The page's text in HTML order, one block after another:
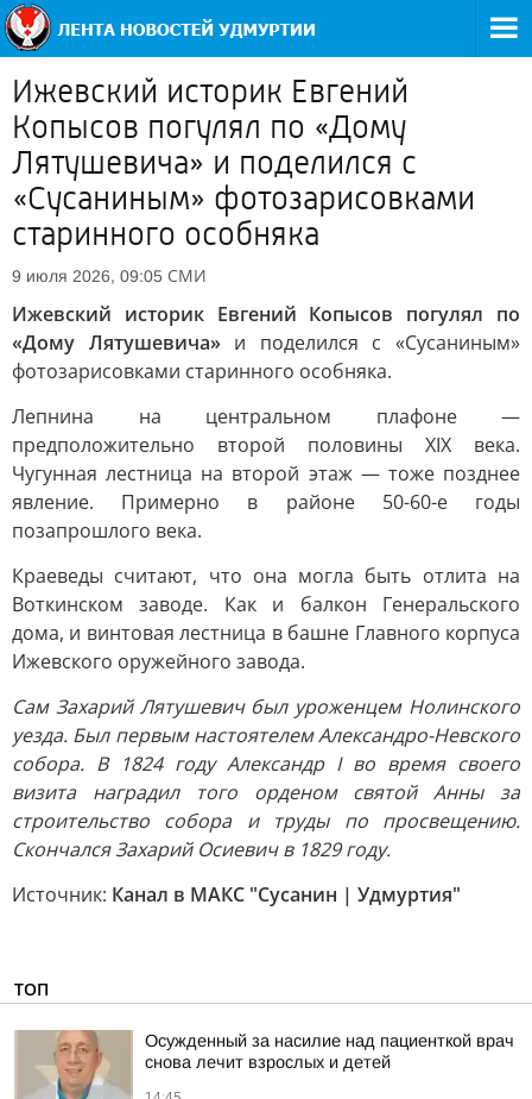
Ижевский историк Евгений
Копысов погулял по «Дому
Лятушевича» и поделился с
«Сусаниным» фотозарисовками
старинного особняка
9 июля 2026, 09:05 СМИ
Ижевский историк Евгений Копысов погулял по
«Дому Лятушевича» и поделился с «Сусаниным»
фотозарисовками старинного особняка.
Лепнина на центральном плафоне —
предположительно второй половины XIX века.
Чугунная лестница на второй этаж — тоже позднее
явление. Примерно в районе 50-60-е годы
позапрошлого века.
Краеведы считают, что она могла быть отлита на
Воткинском заводе. Как и балкон Генеральского
дома, и винтовая лестница в башне Главного корпуса
Ижевского оружейного завода.
Сам Захарий Лятушевич был уроженцем Нолинского
уезда. Был первым настоятелем Александро-Невского
собора. В 1824 году Александр I во время своего
визита наградил того орденом святой Анны за
строительство собора и труды по просвещению.
Скончался Захарий Осиевич в 1829 году.
Источник: Канал в МАКС "Сусанин | Удмуртия"
ТОП
Осужденный за насилие над пациенткой врач
снова лечит взрослых и детей